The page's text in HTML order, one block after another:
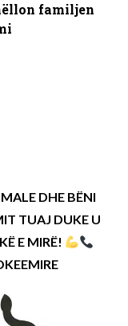
familjen
DHE BËNI
TUAJ DUKE U
E MIRË!